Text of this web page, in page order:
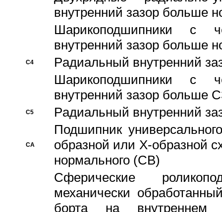
внутренний зазор больше
Шарикоподшипники с
внутренний зазор больше
C4
Pадиальный внутренний
Шарикоподшипники с
внутренний зазор больше
C5 Pадиальный внутренний
CA
Подшипник
образной или Х-образной
нормального (CB)
Сферические
механически
борта на внутреннем